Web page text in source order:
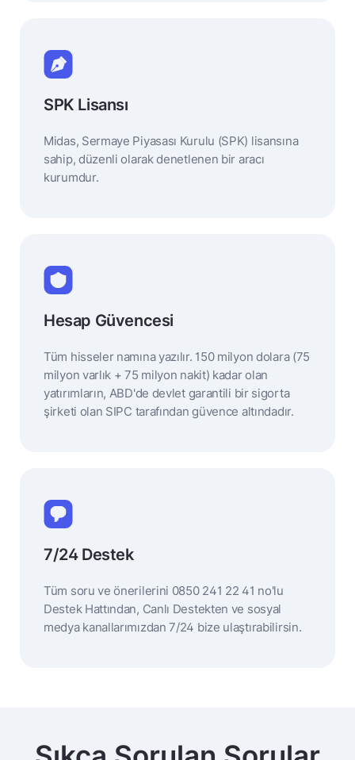
SPK Lisansı
Midas, Sermaye Piyasası Kurulu (SPK) lisansına
sahip, düzenli olarak denetlenen bir aracı
kurumdur.
Hesap Güvencesi
Tüm hisseler namına yazılır. 150 milyon dolara (75
milyon varlık + 75 milyon nakit) kadar olan
yatırımların, ABD'de devlet garantili bir sigorta
şirketi olan SIPC tarafından güvence altındadır.
7/24 Destek
Tüm soru ve önerilerini 0850 241 22 41 no'lu
Destek Hattından, Canlı Destekten ve sosyal
medya kanallarımızdan 7/24 bize ulaştırabilirsin.